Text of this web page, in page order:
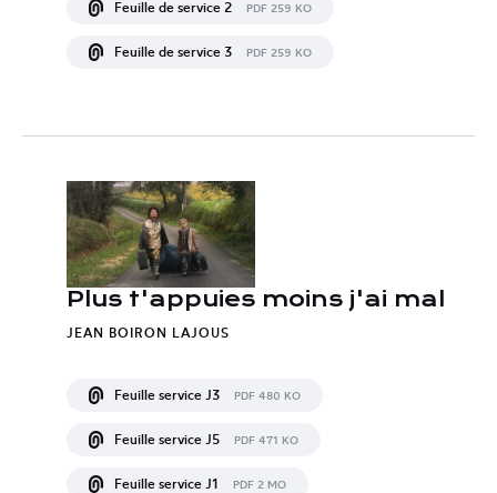
Feuille de service 2 PDF 259 KO
Feuille de service 3 PDF 259 KO
Plus t'appuies moins j'ai mal
JEAN BOIRON LAJOUS
Feuille service J3 PDF 480 KO
Feuille service J5 PDF 471 KO
Feuille service J1 PDF 2 MO